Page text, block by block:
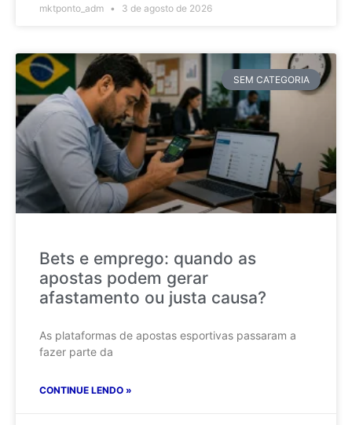
mktponto_adm 3 de agosto de 2026
SEM CATEGORIA
Bets e emprego: quando as
apostas podem gerar
afastamento ou justa causa?
As plataformas de apostas esportivas passaram a
fazer parte da
CONTINUE LENDO »